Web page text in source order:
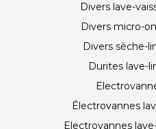
Divers lave-
Divers micro-
Divers sèche-
Durites lave-
Électrovannes
Electrovannes